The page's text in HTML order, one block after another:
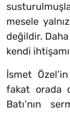
mesele
değildir.
kendi
İsmet
fakat orada
Batı’nın